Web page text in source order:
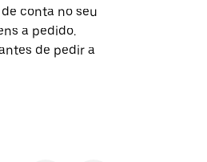
conta no seu
a pedido.
de pedir a